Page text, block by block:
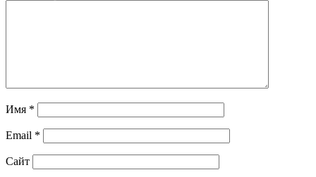
Имя *
Email *
Сайт